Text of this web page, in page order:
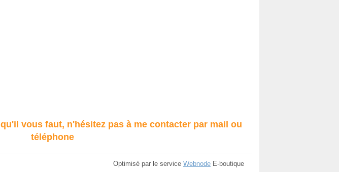
vous faut, n'hésitez pas à me contacter par mail ou
téléphone
Optimisé par le service Webnode E-boutique